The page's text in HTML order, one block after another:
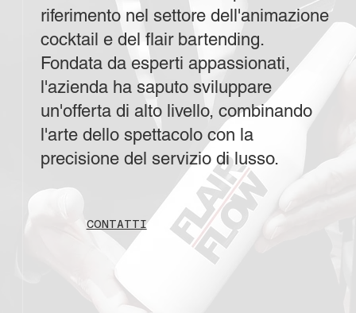
CONTATTI
riferimento nel settore dell'animazione
cocktail e del flair bartending.
Fondata da esperti appassionati,
l'azienda ha saputo sviluppare
un'offerta di alto livello, combinando
l'arte dello spettacolo con la
precisione del servizio di lusso.